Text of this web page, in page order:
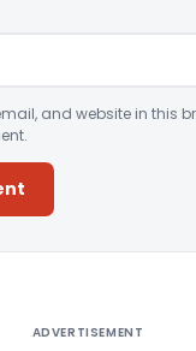
and website in this
ADVERTISEMENT